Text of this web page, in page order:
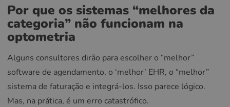
Por que os sistemas “melhores da
categoria” não funcionam na
optometria
Alguns consultores dirão para escolher o “melhor”
software de agendamento, o ‘melhor’ EHR, o “melhor”
sistema de faturação e integrá-los. Isso parece lógico.
Mas, na prática, é um erro catastrófico.